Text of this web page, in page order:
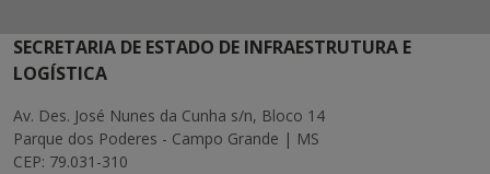
SECRETARIA DE ESTADO DE INFRAESTRUTURA E
LOGÍSTICA
Av. Des. José Nunes da Cunha s/n, Bloco 14
Parque dos Poderes - Campo Grande | MS
CEP: 79.031-310